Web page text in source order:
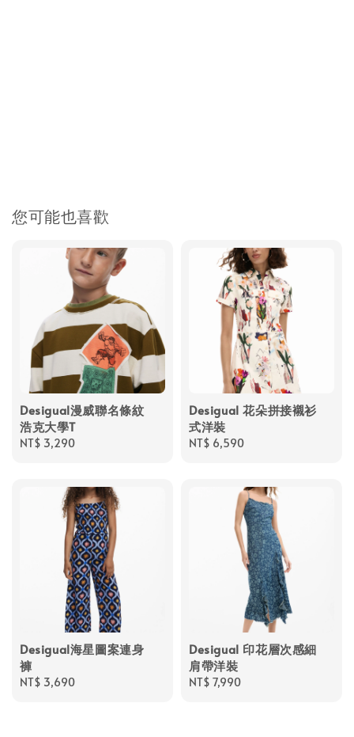
您可能也喜歡
Desigual漫威聯名條紋
浩克大學T
Regular
NT$ 3,290
Desigual 花朵拼接襯衫
式洋裝
Regular
NT$ 6,590
Desigual海星圖案連身
褲
Regular
NT$ 3,690
Desigual 印花層次感細
肩帶洋裝
Regular
NT$ 7,990